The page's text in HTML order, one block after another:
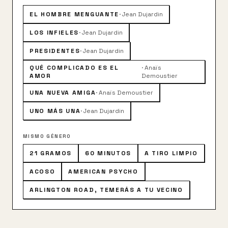
EL HOMBRE MENGUANTE·Jean Dujardin
LOS INFIELES·Jean Dujardin
PRESIDENTES·Jean Dujardin
QUÉ COMPLICADO ES EL
AMOR
·Anaïs
Demoustier
UNA NUEVA AMIGA·Anaïs Demoustier
UNO MÁS UNA·Jean Dujardin
MISMO GÉNERO
21 GRAMOS 60 MINUTOS A TIRO LIMPIO
ACOSO AMERICAN PSYCHO
ARLINGTON ROAD, TEMERÁS A TU VECINO